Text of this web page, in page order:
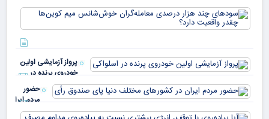
پرواز آزمایشی اولین
خودروی پرنده در
اسلواکی
حضور
مردم ایران
در